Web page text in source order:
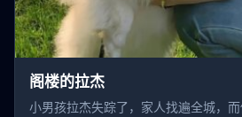
阁楼的拉杰
小男孩拉杰失踪了，家人找遍全城，